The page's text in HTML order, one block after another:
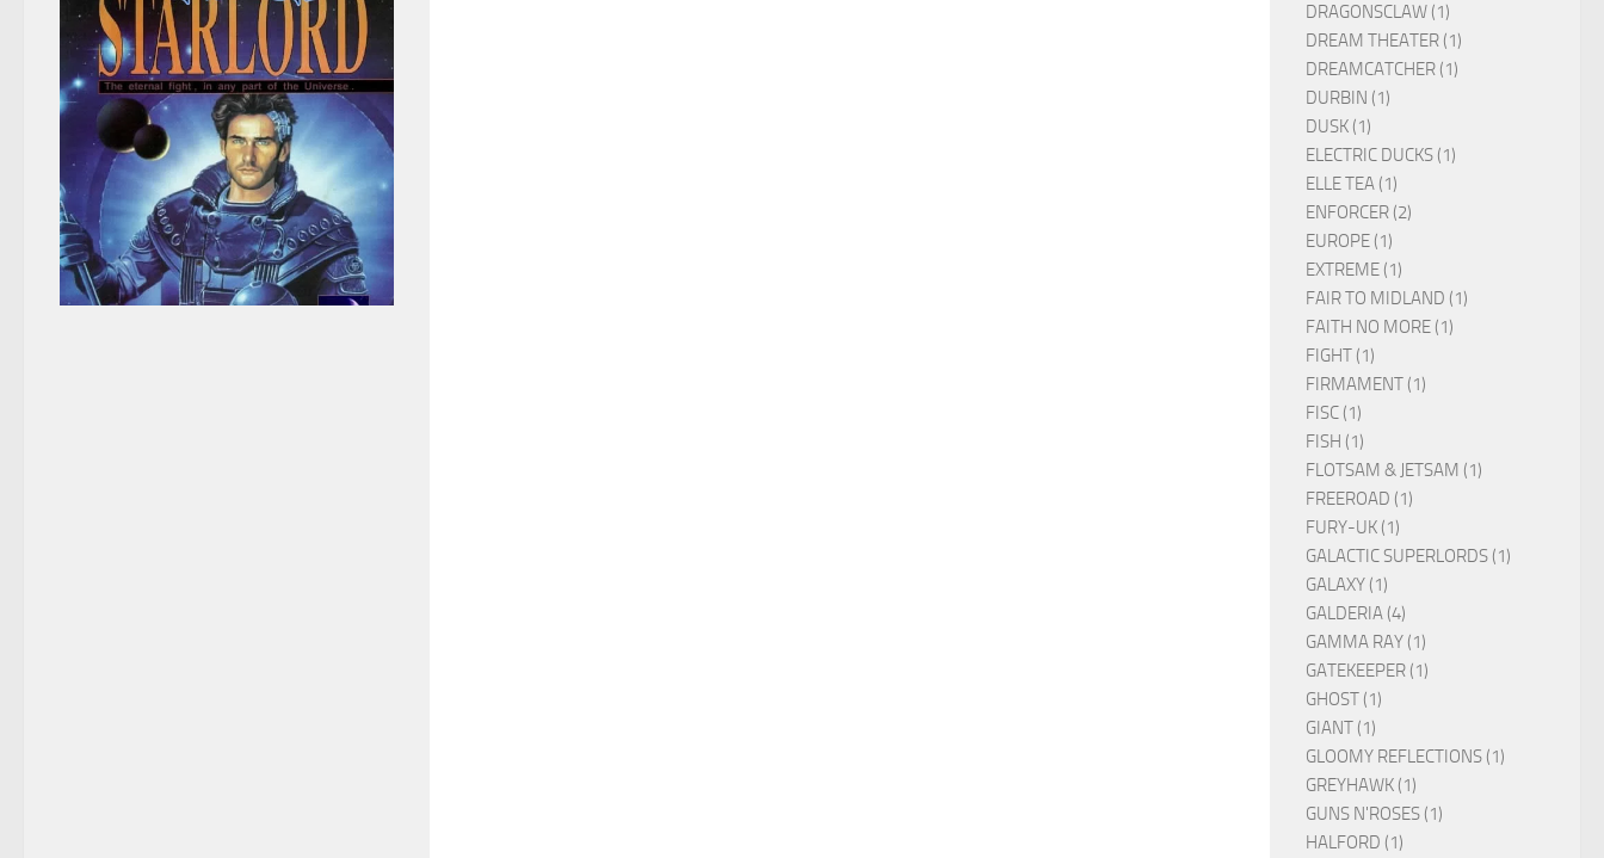
DRAGONSCLAW (1)
DREAM THEATER (1)
DREAMCATCHER (1)
DURBIN (1)
DUSK (1)
ELECTRIC DUCKS (1)
ELLE TEA (1)
ENFORCER (2)
EUROPE (1)
EXTREME (1)
FAIR TO MIDLAND (1)
FAITH NO MORE (1)
FIGHT (1)
FIRMAMENT (1)
FISC (1)
FISH (1)
FLOTSAM & JETSAM (1)
FREEROAD (1)
FURY-UK (1)
GALACTIC SUPERLORDS (1)
GALAXY (1)
GALDERIA (4)
GAMMA RAY (1)
GATEKEEPER (1)
GHOST (1)
GIANT (1)
GLOOMY REFLECTIONS (1)
GREYHAWK (1)
GUNS N'ROSES (1)
HALFORD (1)